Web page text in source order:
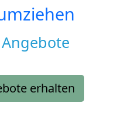
erhalten